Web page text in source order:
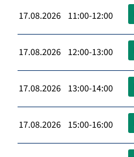
17.08.2026 11:00-12:00
17.08.2026 12:00-13:00
17.08.2026 13:00-14:00
17.08.2026 15:00-16:00